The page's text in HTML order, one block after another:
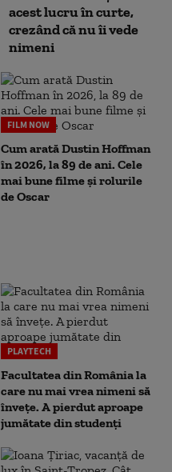
acest lucru în curte,
crezând că nu îi vede
nimeni
FILM NOW
Cum arată Dustin Hoffman
în 2026, la 89 de ani. Cele
mai bune filme și rolurile
de Oscar
PLAYTECH
Facultatea din România la
care nu mai vrea nimeni să
înveţe. A pierdut aproape
jumătate din studenţi